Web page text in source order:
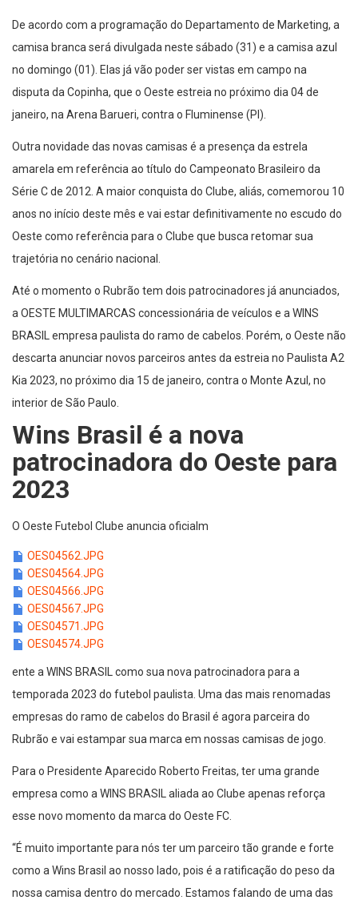
De acordo com a programação do Departamento de Marketing, a
camisa branca será divulgada neste sábado (31) e a camisa azul
no domingo (01). Elas já vão poder ser vistas em campo na
disputa da Copinha, que o Oeste estreia no próximo dia 04 de
janeiro, na Arena Barueri, contra o Fluminense (PI).
Outra novidade das novas camisas é a presença da estrela
amarela em referência ao título do Campeonato Brasileiro da
Série C de 2012. A maior conquista do Clube, aliás, comemorou 10
anos no início deste mês e vai estar definitivamente no escudo do
Oeste como referência para o Clube que busca retomar sua
trajetória no cenário nacional.
Até o momento o Rubrão tem dois patrocinadores já anunciados,
a OESTE MULTIMARCAS concessionária de veículos e a WINS
BRASIL empresa paulista do ramo de cabelos. Porém, o Oeste não
descarta anunciar novos parceiros antes da estreia no Paulista A2
Kia 2023, no próximo dia 15 de janeiro, contra o Monte Azul, no
interior de São Paulo.
Wins Brasil é a nova
patrocinadora do Oeste para
2023
O Oeste Futebol Clube anuncia oficialm
OES04562.JPG
OES04564.JPG
OES04566.JPG
OES04567.JPG
OES04571.JPG
OES04574.JPG
ente a WINS BRASIL como sua nova patrocinadora para a
temporada 2023 do futebol paulista. Uma das mais renomadas
empresas do ramo de cabelos do Brasil é agora parceira do
Rubrão e vai estampar sua marca em nossas camisas de jogo.
Para o Presidente Aparecido Roberto Freitas, ter uma grande
empresa como a WINS BRASIL aliada ao Clube apenas reforça
esse novo momento da marca do Oeste FC.
“É muito importante para nós ter um parceiro tão grande e forte
como a Wins Brasil ao nosso lado, pois é a ratificação do peso da
nossa camisa dentro do mercado. Estamos falando de uma das